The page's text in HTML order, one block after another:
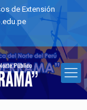
de Extensión